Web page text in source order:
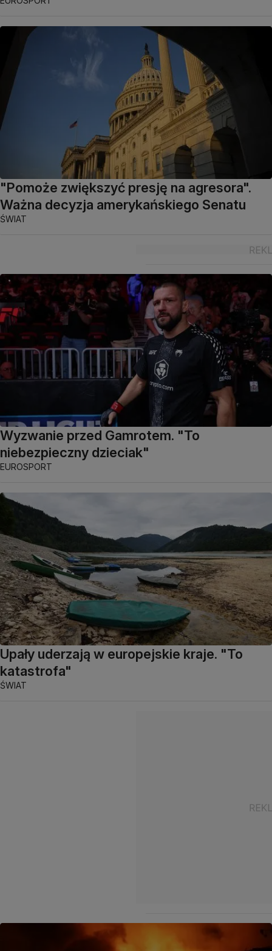
"Pomoże zwiększyć presję na agresora".
Ważna decyzja amerykańskiego Senatu
ŚWIAT
Wyzwanie przed Gamrotem. "To
niebezpieczny dzieciak"
EUROSPORT
Upały uderzają w europejskie kraje. "To
katastrofa"
ŚWIAT